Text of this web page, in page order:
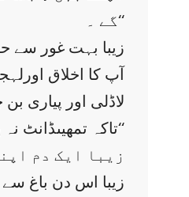
گے ۔‘‘
زیبا بہت غور سے
لاڈلی اور پیاری
تاکہ تمھیںڈانٹ نہ پڑے ۔خدا حافظ‘‘
زیبا ایک دم
زیبا اس دن باغ